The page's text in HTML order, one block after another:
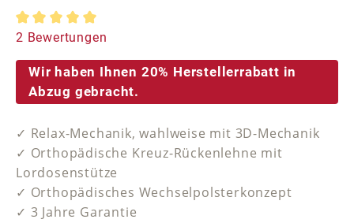
Durchschnittliche Bewertung von 5 von 5 Sternen
2 Bewertungen
Wir haben Ihnen 20% Herstellerrabatt in
Abzug gebracht.
✓ Relax-Mechanik, wahlweise mit 3D-Mechanik
✓ Orthopädische Kreuz-Rückenlehne mit
Lordosenstütze
✓ Orthopädisches Wechselpolsterkonzept
✓ 3 Jahre Garantie